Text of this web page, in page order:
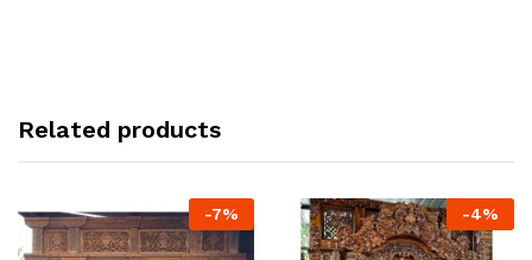
Related products
-7% -4%